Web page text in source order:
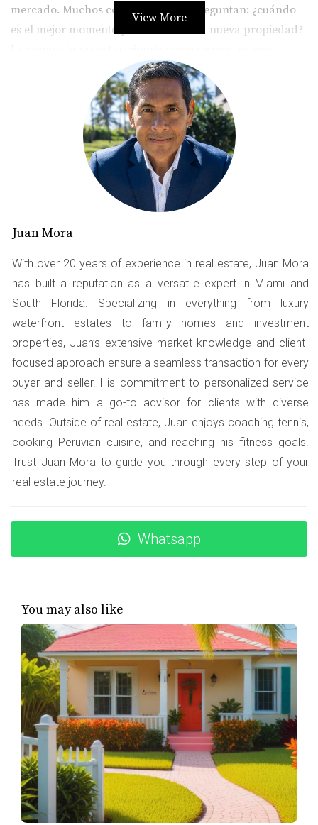
mercado. Muchos compradores se preguntan: ¿cuándo
es el mejor momento para buscar una nueva propiedad?
depende de varios factores, incluyendo la temporada, las
tasas de interés y la oferta y demanda en el área. En este
artículo, exploraremos los mejores momentos para
revisar nuevos listados y cómo puedes aprovechar estas
oportunidades.
Mejores momentos para revisar
Cuando se trata de buscar propiedades en Miami, hay
y mejores precios. Aquí te presentamos algunos
momentos clave:
Primavera: La temporada alta del mercado
La primavera es tradicionalmente considerada la
temporada alta del mercado inmobiliario. Desde marzo
hasta junio, muchos propietarios deciden listar sus
propiedades antes del verano. Durante estos meses,
verás un aumento significativo en la cantidad de nuevos
listados disponibles. Además, las familias suelen preferir
mudarse durante este tiempo para evitar interrumpir el
año escolar.
Aunque la primavera es popular, el otoño también puede
ser un excelente momento para encontrar propiedades.
están ansiosos por cerrar tratos antes de las festividades.
Esto significa que podrías encontrar propiedades que
han estado en el mercado por un tiempo y que podrían
tener precios más negociables.
Las tasas de interés y su impacto en el
mercado
Las tasas de interés son otro factor crucial a considerar.
Cuando las tasas son bajas, más compradores entran al
mercado, lo que puede aumentar la competencia y los
precios. Por otro lado, cuando las tasas suben, podrías
encontrar menos competencia y mejores ofertas.
View More
Juan Mora
With over 20 years of experience in real estate, Juan Mora
has built a reputation as a versatile expert in Miami and
South Florida. Specializing in everything from luxury
waterfront estates to family homes and investment
properties, Juan’s extensive market knowledge and client-
focused approach ensure a seamless transaction for every
buyer and seller. His commitment to personalized service
has made him a go-to advisor for clients with diverse
needs. Outside of real estate, Juan enjoys coaching tennis,
cooking Peruvian cuisine, and reaching his fitness goals.
Trust Juan Mora to guide you through every step of your
real estate journey.
Whatsapp
You may also like